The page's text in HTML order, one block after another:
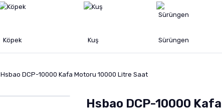
Köpek Kuş Sürüngen
Hsbao DCP-10000 Kafa Motoru 10000 Litre Saat
Hsbao DCP-10000